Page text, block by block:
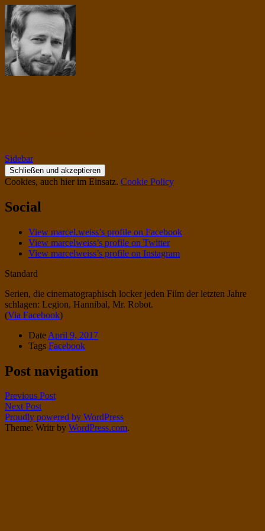
Sidebar
Cookies, auch hier im Einsatz. Cookie Policy
Social
View marcel.weiss’s profile on Facebook
View marcelweiss’s profile on Twitter
View marcelweiss’s profile on Instagram
Standard
Serien, die cinematographisch locker jeden Film der letzten Jahre
schlagen: Legion, Hannibal, Mr. Robot.
(Via Facebook)
Date April 9, 2017
Tags Facebook
Post navigation
Previous Post
Next Post
Proudly powered by WordPress
Theme: Writr by WordPress.com.